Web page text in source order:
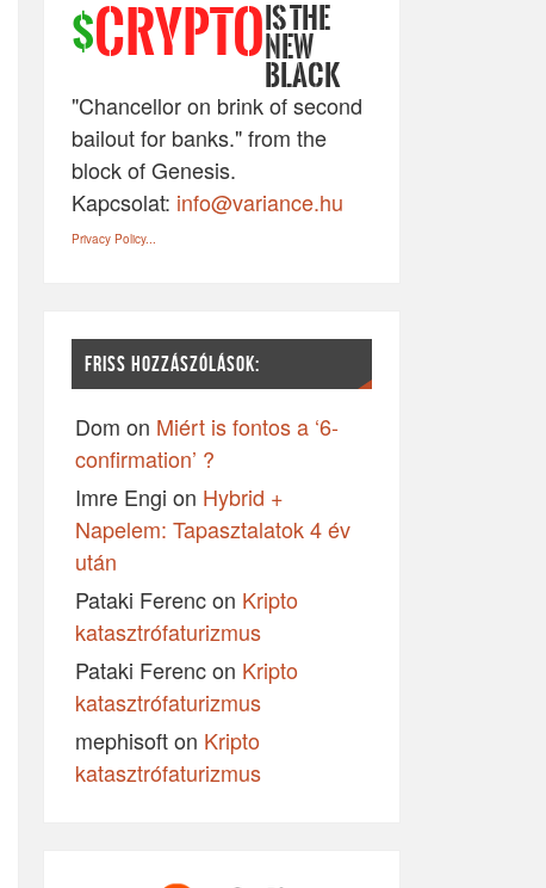
$CRYPTO IS THE
NEW
BLACK
"Chancellor on brink of second
bailout for banks." from the
block of Genesis.
Kapcsolat: info@variance.hu
Privacy Policy...
FRISS HOZZÁSZÓLÁSOK:
Dom on Miért is fontos a ‘6-
confirmation’ ?
Imre Engi on Hybrid +
Napelem: Tapasztalatok 4 év
után
Pataki Ferencon Kripto
katasztrófaturizmus
Pataki Ferencon Kripto
katasztrófaturizmus
mephisofton Kripto
katasztrófaturizmus